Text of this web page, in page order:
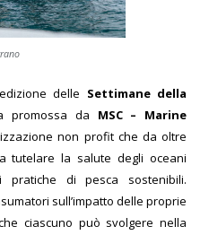
delle Settimane della
promossa da MSC – Marine
non profit che da oltre
tutelare la salute degli oceani
pratiche di pesca sostenibili.
sull’impatto delle proprie
ciascuno può svolgere nella